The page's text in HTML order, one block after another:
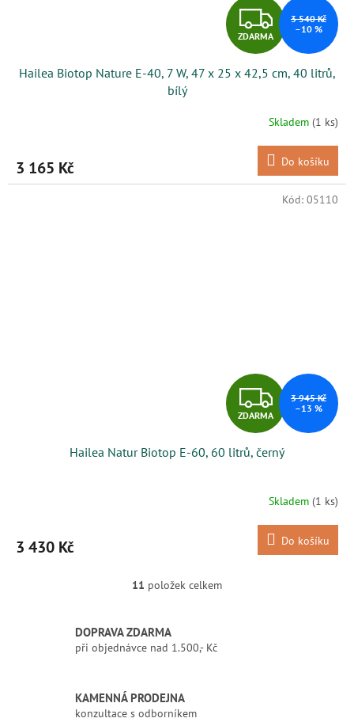
Z
D
A
R
M
A
ZDARMA
3 540 Kč
–10 %
Hailea Biotop Nature E-40, 7 W, 47 x 25 x 42,5 cm, 40 litrů,
bílý
Skladem (1 ks)
3 165 Kč Do košíku
Z
D
A
R
M
A
ZDARMA
3 945 Kč
–13 %
Hailea Natur Biotop E-60, 60 litrů, černý
Skladem (1 ks)
3 430 Kč Do košíku
Kód: 05110
O
d
í
p
11 položek celkem
DOPRAVA ZDARMA
při objednávce nad 1.500,- Kč
KAMENNÁ PRODEJNA
konzultace s odborníkem